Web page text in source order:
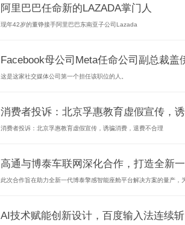
阿里巴巴任命新的LAZADA掌门人
现年42岁的董铮接手阿里巴巴东南亚子公司Lazada
Facebook母公司Meta任命公司副总裁盖
这是这家社交媒体公司第一个担任该职位的人。
消费者投诉：北京孚惠教育虚假宣传，
消费者投诉：北京孚惠教育虚假宣传，诱骗消费，退费不合理
高通与博泰车联网深化合作，打造全新
此次合作旨在助力全新一代博泰擎感智能座舱平台解决方案的量产，
AI技术赋能创新设计，百度输入法连续